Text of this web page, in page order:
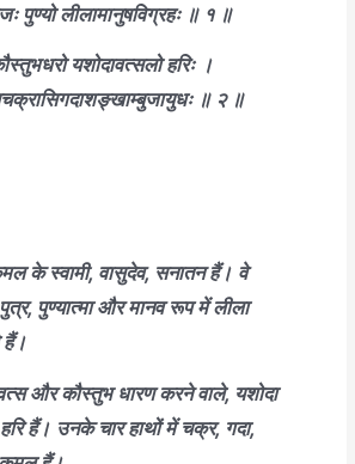
पुण्यो लीलामानुषविग्रहः ॥ १ ॥
यशोदावत्सलो हरिः ।
॥ २ ॥
के स्वामी, वासुदेव, सनातन हैं। वे
पुण्यात्मा और मानव रूप में लीला
हैं।
और कौस्तुभ धारण करने वाले, यशोदा
हैं। उनके चार हाथों में चक्र, गदा,